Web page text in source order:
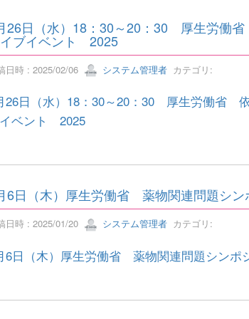
26日（水）18：30～20：30 厚生労働
ブイベント 2025
日時 : 2025/02/06 システム管理者カテゴリ:
26日（水）18：30～20：30 厚生労働省
ベント 2025
6日（木）厚生労働省 薬物関連問題シ
日時 : 2025/01/20 システム管理者カテゴリ:
6日（木）厚生労働省 薬物関連問題シンポ